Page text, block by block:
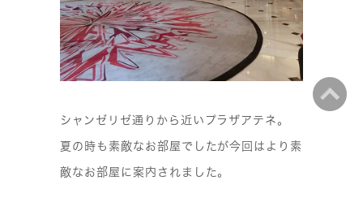
シャンゼリゼ通りから近いプラザアテネ。
夏の時も素敵なお部屋でしたが今回はより素
敵なお部屋に案内されました。